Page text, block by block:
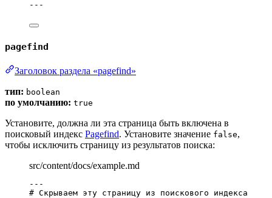
---
pagefind
Заголовок раздела «pagefind»
тип: boolean
по умолчанию: true
Установите, должна ли эта страница быть включена в
поисковый индекс Pagefind. Установите значение false,
чтобы исключить страницу из результатов поиска:
src/content/docs/example.md
---
# Скрываем эту страницу из поискового индекса